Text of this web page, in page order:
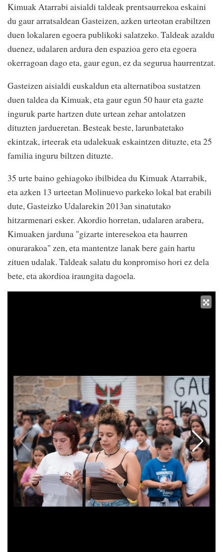
Kimuak Atarrabi aisialdi taldeak prentsaurrekoa eskaini
du gaur arratsaldean Gasteizen, azken urteotan erabiltzen
duen lokalaren egoera publikoki salatzeko. Taldeak azaldu
duenez, udalaren ardura den espazioa gero eta egoera
okerragoan dago eta, gaur egun, ez da segurua haurrentzat.
Gasteizen aisialdi euskaldun eta alternatiboa sustatzen
duen taldea da Kimuak, eta gaur egun 50 haur eta gazte
inguruk parte hartzen dute urtean zehar antolatzen
dituzten jardueretan. Besteak beste, larunbatetako
ekintzak, irteerak eta udalekuak eskaintzen dituzte, eta 25
familia inguru biltzen dituzte.
35 urte baino gehiagoko ibilbidea du Kimuak Atarrabik,
eta azken 13 urteetan Molinuevo parkeko lokal bat erabili
dute, Gasteizko Udalarekin 2013an sinatutako
hitzarmenari esker. Akordio horretan, udalaren arabera,
Kimuaken jarduna "gizarte interesekoa eta haurren
onurarakoa" zen, eta mantentze lanak bere gain hartu
zituen udalak. Taldeak salatu du konpromiso hori ez dela
bete, eta akordioa iraungita dagoela.